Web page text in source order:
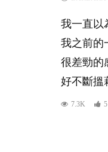
我一直以
我之前的
很差勁的
好不斷搵
7.3K 5